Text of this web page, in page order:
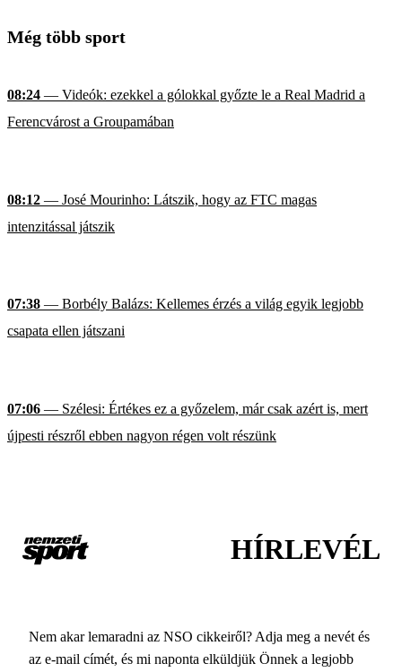
Még több sport
08:24 — Videók: ezekkel a gólokkal győzte le a Real Madrid a
Ferencvárost a Groupamában
08:12 — José Mourinho: Látszik, hogy az FTC magas
intenzitással játszik
07:38 — Borbély Balázs: Kellemes érzés a világ egyik legjobb
csapata ellen játszani
07:06 — Szélesi: Értékes ez a győzelem, már csak azért is, mert
újpesti részről ebben nagyon régen volt részünk
HÍRLEVÉL
Nem akar lemaradni az NSO cikkeiről? Adja meg a nevét és
az e-mail címét, és mi naponta elküldjük Önnek a legjobb